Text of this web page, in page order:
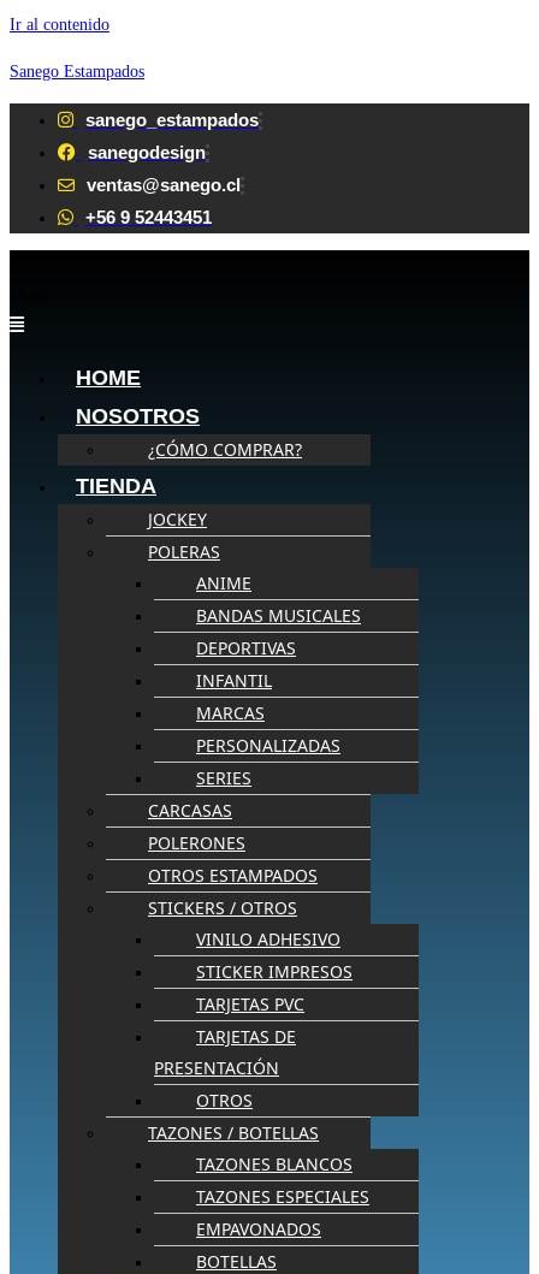
Ir al contenido
Sanego Estampados
sanego_estampados
sanegodesign
ventas@sanego.cl
+56 9 52443451
HOME
NOSOTROS
¿CÓMO COMPRAR?
TIENDA
JOCKEY
POLERAS
ANIME
BANDAS MUSICALES
DEPORTIVAS
INFANTIL
MARCAS
PERSONALIZADAS
SERIES
CARCASAS
POLERONES
OTROS ESTAMPADOS
STICKERS / OTROS
VINILO ADHESIVO
STICKER IMPRESOS
TARJETAS PVC
TARJETAS DE
PRESENTACIÓN
OTROS
TAZONES / BOTELLAS
TAZONES BLANCOS
TAZONES ESPECIALES
EMPAVONADOS
BOTELLAS